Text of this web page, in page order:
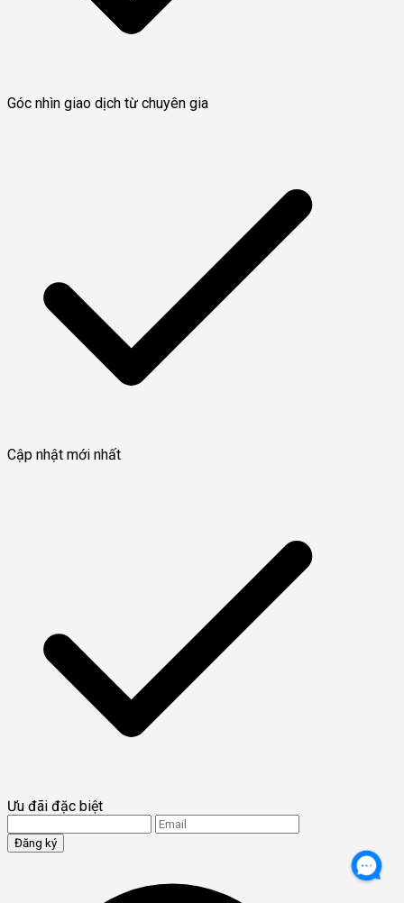
Góc nhìn giao dịch từ chuyên gia
Cập nhật mới nhất
Ưu đãi đặc biệt
Đăng ký